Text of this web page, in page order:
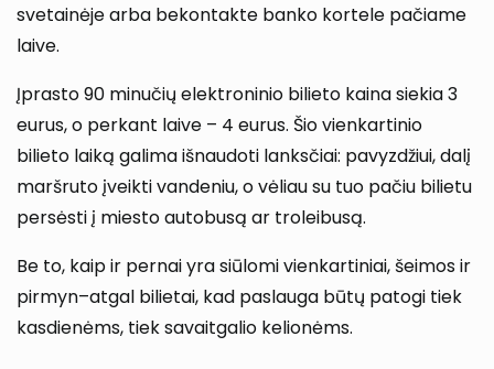
svetainėje arba bekontakte banko kortele pačiame
laive.
Įprasto 90 minučių elektroninio bilieto kaina siekia 3
eurus, o perkant laive – 4 eurus. Šio vienkartinio
bilieto laiką galima išnaudoti lanksčiai: pavyzdžiui, dalį
maršruto įveikti vandeniu, o vėliau su tuo pačiu bilietu
persėsti į miesto autobusą ar troleibusą.
Be to, kaip ir pernai yra siūlomi vienkartiniai, šeimos ir
pirmyn–atgal bilietai, kad paslauga būtų patogi tiek
kasdienėms, tiek savaitgalio kelionėms.